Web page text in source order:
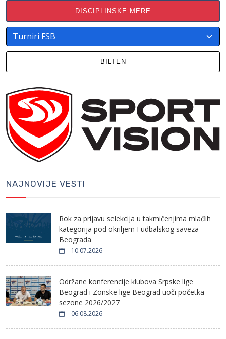
DISCIPLINSKE MERE
BILTEN
NAJNOVIJE VESTI
Rok za prijavu selekcija u takmičenjima mlađih
kategorija pod okriljem Fudbalskog saveza
Beograda
10.07.2026
Održane konferencije klubova Srpske lige
Beograd i Zonske lige Beograd uoči početka
sezone 2026/2027
06.08.2026